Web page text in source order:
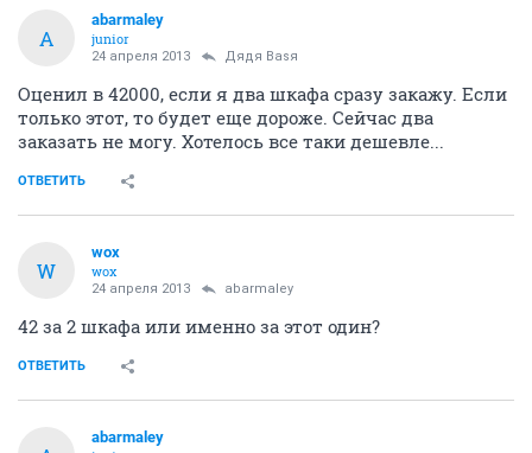
A
abarmaley
junior
24 апреля 2013 Дядя Ваsя
Оценил в 42000, если я два шкафа сразу закажу. Если
только этот, то будет еще дороже. Сейчас два
заказать не могу. Хотелось все таки дешевле...
ОТВЕТИТЬ
W
wox
wox
24 апреля 2013 abarmaley
42 за 2 шкафа или именно за этот один?
ОТВЕТИТЬ
abarmaley